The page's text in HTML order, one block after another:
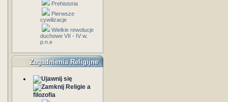
Prehistoria
Pierwsze
cywilizacje
Wielkie rewolucje
duchowe VII - IV w.
p.n.e
Zagadnienia Religijne
Religie a
filozofia